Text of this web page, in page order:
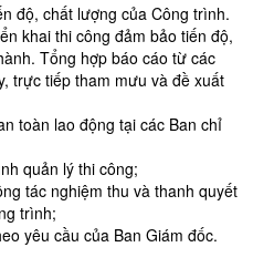
độ, chất lượng của Công trình.
khai thi công đảm bảo tiến độ,
Tổng hợp báo cáo từ các
trực tiếp tham mưu và đề xuất
toàn lao động tại các Ban chỉ
quản lý thi công;
tác nghiệm thu và thanh quyết
trình;
yêu cầu của Ban Giám đốc.